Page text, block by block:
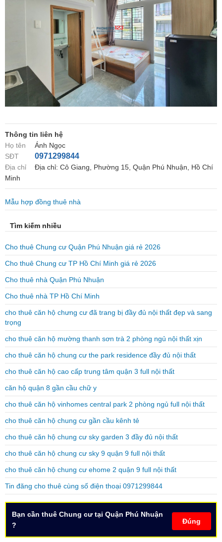
Thông tin liên hệ
Họ tên
Ánh Ngọc
SĐT
0971299844
Địa chỉ
Địa chỉ: Cô Giang, Phường 15, Quận Phú Nhuận, Hồ Chí
Minh
Mẫu hợp đồng thuê nhà
Tìm kiếm nhiều
Cho thuê Chung cư Quận Phú Nhuận giá rẻ 2026
Cho thuê Chung cư TP Hồ Chí Minh giá rẻ 2026
Cho thuê nhà Quận Phú Nhuận
Cho thuê nhà TP Hồ Chí Minh
cho thuê căn hộ chưng cư đã trang bị đầy đủ nội thất đẹp và sang
trọng
cho thuê căn hộ mường thanh sơn trà 2 phòng ngủ nội thất xịn
cho thuê căn hộ chung cư the park residence đầy đủ nội thất
cho thuê căn hộ cao cấp trung tâm quận 3 full nội thất
căn hộ quận 8 gần cầu chữ y
cho thuê căn hộ vinhomes central park 2 phòng ngủ full nội thất
cho thuê căn hộ chung cư gần cầu kênh tẻ
cho thuê căn hộ chung cư sky garden 3 đầy đủ nội thất
cho thuê căn hộ chung cư sky 9 quận 9 full nội thất
cho thuê căn hộ chung cư ehome 2 quận 9 full nội thất
Tin đăng cho thuê cùng số điện thoại 0971299844
Đúng
Bạn cần thuê Chung cư tại Quận Phú Nhuận
?